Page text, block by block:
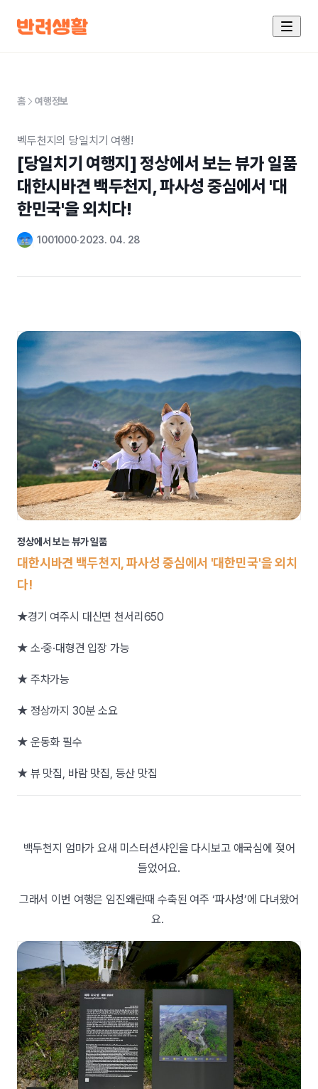
홈 여행정보
벡두천지의 당일치기 여행!
[당일치기 여행지] 정상에서 보는 뷰가 일품
대한시바견 백두천지, 파사성 중심에서 '대
한민국'을 외치다!
1001000 2023. 04. 28
정상에서 보는 뷰가 일품
대한시바견 백두천지, 파사성 중심에서 '대한민국'을 외치
다!
★경기 여주시 대신면 천서리650
★ 소·중·대형견 입장 가능
★ 주차가능
★ 정상까지 30분 소요
★ 운동화 필수
★ 뷰 맛집, 바람 맛집, 등산 맛집
백두천지 엄마가 요새 미스터션샤인을 다시보고 애국심에 젖어
들었어요.
그래서 이번 여행은 임진왜란때 수축된 여주 ‘파사성’에 다녀왔어
요.